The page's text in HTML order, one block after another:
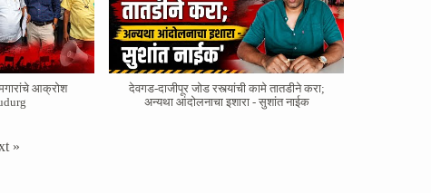
आक्रोश
देवगड-दाजीपूर जोड रस्त्यांची कामे तातडीने करा;
अन्यथा आंदोलनाचा इशारा - सुशांत नाईक
»